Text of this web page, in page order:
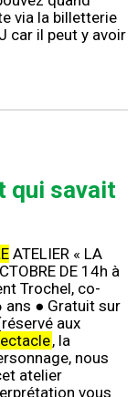
via la billetterie
car il peut y avoir
qui savait
ATELIER « LA
DE 14h à
Trochel, co-
ans ● Gratuit sur
aux
, la
nous
atelier
vous